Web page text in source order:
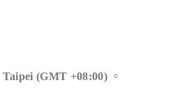
Taipei (GMT +08:00)。